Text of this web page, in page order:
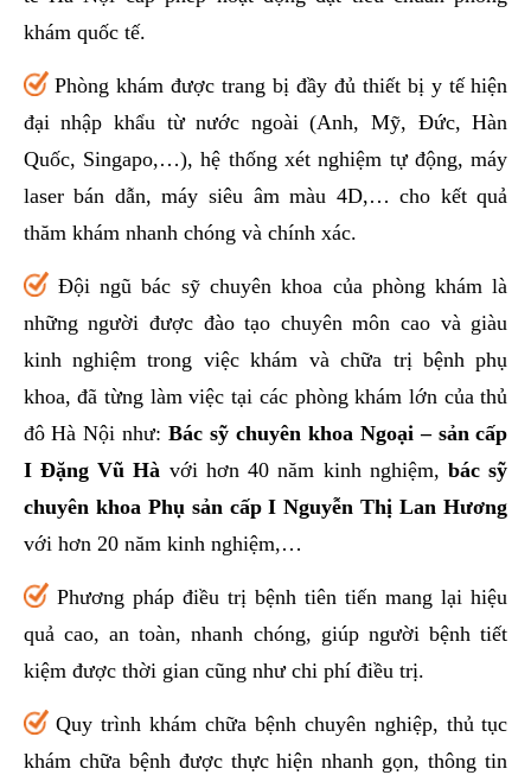
khám quốc tế.
Phòng khám được trang bị đầy đủ thiết bị y tế hiện
đại nhập khẩu từ nước ngoài (Anh, Mỹ, Đức, Hàn
Quốc, Singapo,…), hệ thống xét nghiệm tự động, máy
laser bán dẫn, máy siêu âm màu 4D,… cho kết quả
thăm khám nhanh chóng và chính xác.
Đội ngũ bác sỹ chuyên khoa của phòng khám là
những người được đào tạo chuyên môn cao và giàu
kinh nghiệm trong việc khám và chữa trị bệnh phụ
khoa, đã từng làm việc tại các phòng khám lớn của thủ
đô Hà Nội như:Bác sỹ chuyên khoa Ngoại – sản cấp
I Đặng Vũ Hà với hơn 40 năm kinh nghiệm, bác sỹ
chuyên khoa Phụ sản cấp I Nguyễn Thị Lan Hương
với hơn 20 năm kinh nghiệm,…
Phương pháp điều trị bệnh tiên tiến mang lại hiệu
quả cao, an toàn, nhanh chóng, giúp người bệnh tiết
kiệm được thời gian cũng như chi phí điều trị.
Quy trình khám chữa bệnh chuyên nghiệp, thủ tục
khám chữa bệnh được thực hiện nhanh gọn, thông tin